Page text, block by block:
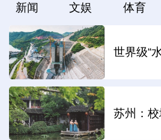
新闻 文娱 体育
世界级“
苏州：校